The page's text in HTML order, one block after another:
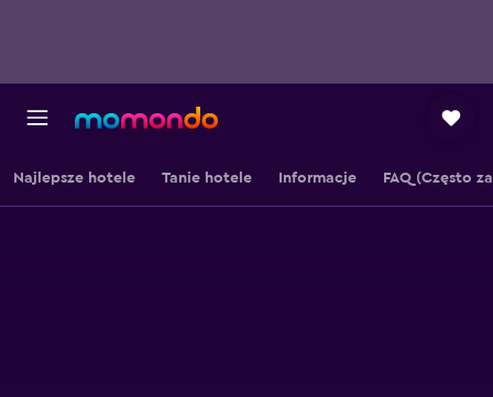
Najlepsze hotele Tanie hotele Informacje FAQ (Często